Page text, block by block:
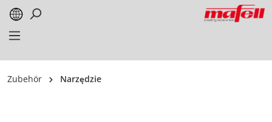
springen
Zubehör Narzędzie